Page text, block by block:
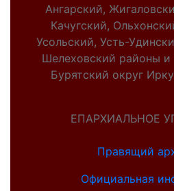
Ангарский,
Качугский,
Усольский, Усть-
Шелеховский районы
Бурятский округ
ЕПАРХИАЛЬНОЕ
Правящий
Официальная